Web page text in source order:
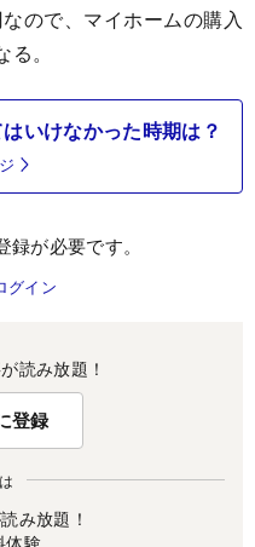
ので、マイホームの購入
。
いけなかった時期は？
が必要です。
グイン
読み放題！
登録
み放題！
体験